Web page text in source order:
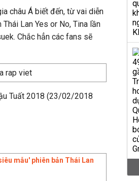
châu Á biết đến, từ vai diễn
Lan Yes or No, Tina lần
Chắc hẳn các fans sẽ
Tuất 2018 (23/02/2018
mẫu' phiên bản Thái Lan